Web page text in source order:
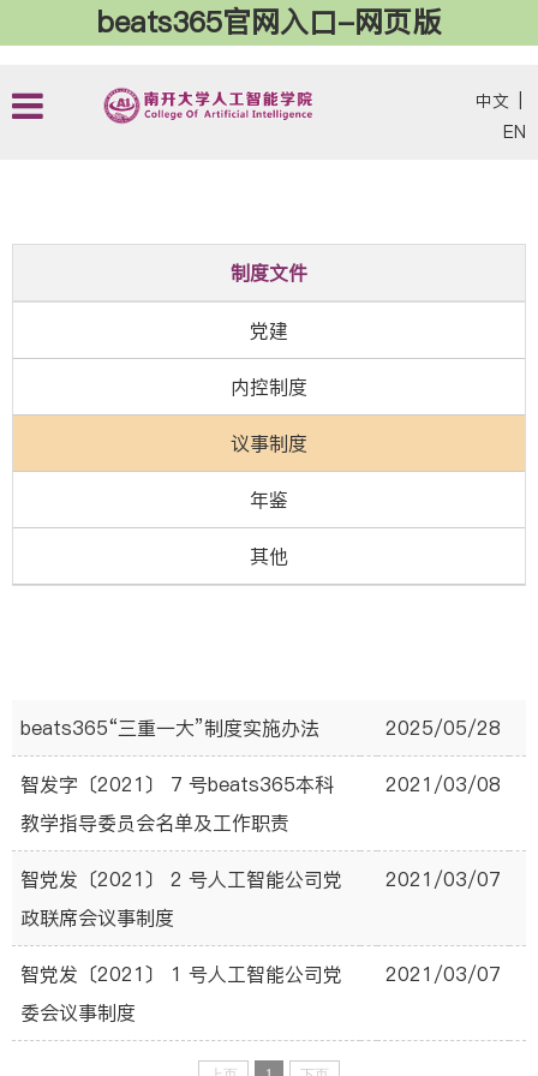
beats365官网入口-网页版
中文
EN
制度文件
党建
内控制度
议事制度
年鉴
其他
beats365“三重一大”制度实施办法 2025/05/28
智发字〔2021〕 7 号beats365本科
教学指导委员会名单及工作职责
2021/03/08
智党发〔2021〕 2 号人工智能公司党
政联席会议事制度
2021/03/07
智党发〔2021〕 1 号人工智能公司党
委会议事制度
2021/03/07